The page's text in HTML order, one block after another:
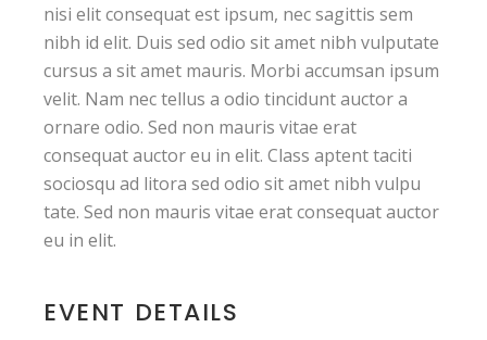
nisi elit consequat est ipsum, nec sagittis sem
nibh id elit. Duis sed odio sit amet nibh vulputate
cursus a sit amet mauris. Morbi accumsan ipsum
velit. Nam nec tellus a odio tincidunt auctor a
ornare odio. Sed non mauris vitae erat
consequat auctor eu in elit. Class aptent taciti
sociosqu ad litora sed odio sit amet nibh vulpu
tate. Sed non mauris vitae erat consequat auctor
eu in elit.
EVENT DETAILS